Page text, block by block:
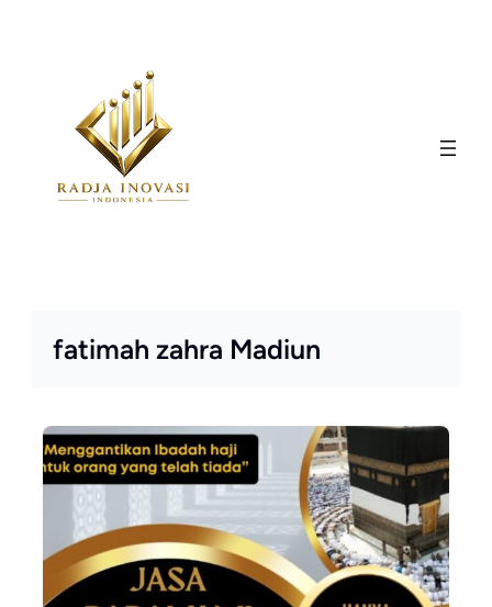
fatimah zahra Madiun